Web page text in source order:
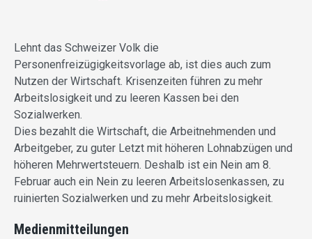
Lehnt das Schweizer Volk die
Personenfreizügigkeitsvorlage ab, ist dies auch zum
Nutzen der Wirtschaft. Krisenzeiten führen zu mehr
Arbeitslosigkeit und zu leeren Kassen bei den
Sozialwerken.
Dies bezahlt die Wirtschaft, die Arbeitnehmenden und
Arbeitgeber, zu guter Letzt mit höheren Lohnabzügen und
höheren Mehrwertsteuern. Deshalb ist ein Nein am 8.
Februar auch ein Nein zu leeren Arbeitslosenkassen, zu
ruinierten Sozialwerken und zu mehr Arbeitslosigkeit.
Medienmitteilungen